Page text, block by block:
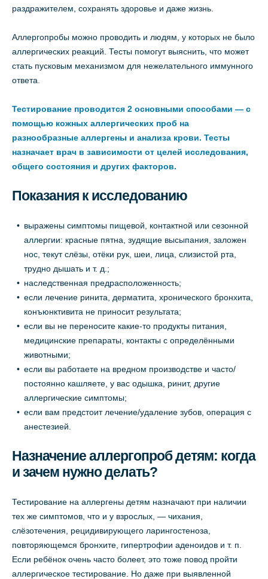
раздражителем, сохранять здоровье и даже жизнь.
Аллергопробы можно проводить и людям, у которых не было
аллергических реакций. Тесты помогут выяснить, что может
стать пусковым механизмом для нежелательного иммунного
ответа.
Тестирование проводится 2 основными способами — с
помощью кожных аллергических проб на
разнообразные аллергены и анализа крови. Тесты
назначает врач в зависимости от целей исследования,
общего состояния и других факторов.
Показания к исследованию
выражены симптомы пищевой, контактной или сезонной
аллергии: красные пятна, зудящие высыпания, заложен
нос, текут слёзы, отёки рук, шеи, лица, слизистой рта,
трудно дышать и т. д.;
наследственная предрасположенность;
если лечение ринита, дерматита, хронического бронхита,
конъюнктивита не приносит результата;
если вы не переносите какие-то продукты питания,
медицинские препараты, контакты с определёнными
животными;
если вы работаете на вредном производстве и часто/
постоянно кашляете, у вас одышка, ринит, другие
аллергические симптомы;
если вам предстоит лечение/удаление зубов, операция с
анестезией.
Назначение аллергопроб детям: когда
и зачем нужно делать?
Тестирование на аллергены детям назначают при наличии
тех же симптомов, что и у взрослых, — чихания,
слёзотечения, рецидивирующего ларингостеноза,
повторяющемся бронхите, гипертрофии аденоидов и т. п.
Если ребёнок очень часто болеет, это тоже повод пройти
аллергическое тестирование. Но даже при выявленной